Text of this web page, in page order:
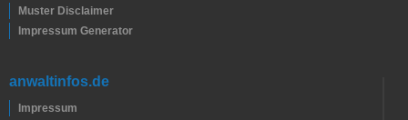
Muster Disclaimer
Impressum Generator
anwaltinfos.de
Impressum